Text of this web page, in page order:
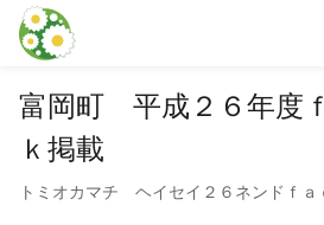
本文に飛ぶ
富岡町 平成２６年度
ｋ掲載
トミオカマチ ヘイセイ２６ネンドｆａ